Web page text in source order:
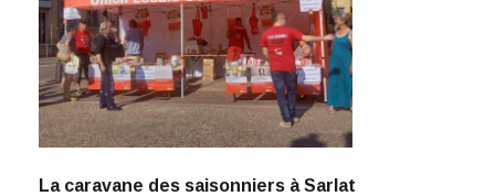
La caravane des saisonniers à Sarlat